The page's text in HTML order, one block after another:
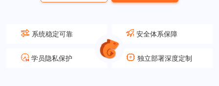
系统稳定可靠 安全体系保障
学员隐私保护 独立部署深度定制